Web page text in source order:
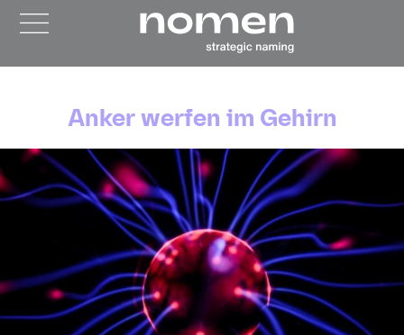
Anker werfen im Gehirn